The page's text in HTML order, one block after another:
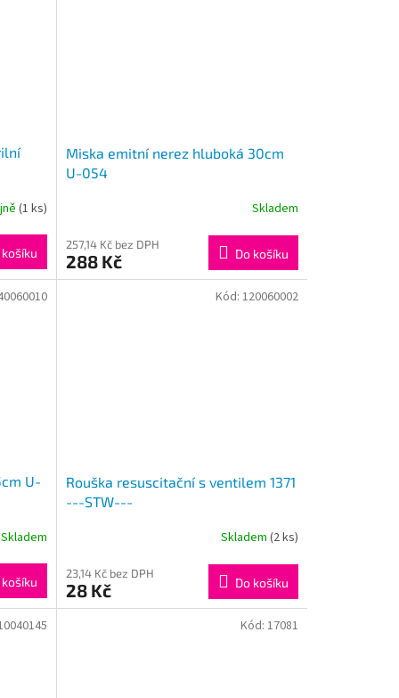
(1 ks)
košíku
Miska emitní nerez hluboká 30cm
U-054
Skladem
257,14 Kč bez DPH
288 Kč Do košíku
U-
Skladem
košíku
Rouška resuscitační s ventilem 1371
---STW---
Skladem (2 ks)
23,14 Kč bez DPH
28 Kč Do košíku
Kód: 120060002
Kód: 17081